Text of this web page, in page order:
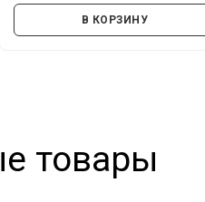
В КОРЗИНУ
товары